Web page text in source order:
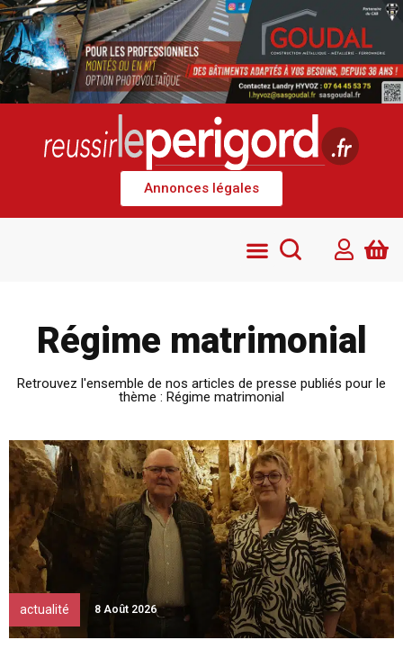
Annonces légales
Régime matrimonial
Retrouvez l'ensemble de nos articles de presse publiés pour le
thème : Régime matrimonial
actualité 8 Août 2026